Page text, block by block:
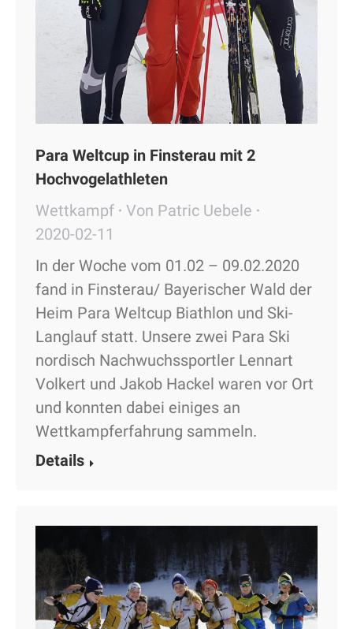
Para Weltcup in Finsterau mit 2
Hochvogelathleten
Wettkampf
Von Patric Uebele
2020-02-11
In der Woche vom 01.02 – 09.02.2020
fand in Finsterau/ Bayerischer Wald der
Heim Para Weltcup Biathlon und Ski-
Langlauf statt. Unsere zwei Para Ski
nordisch Nachwuchssportler Lennart
Volkert und Jakob Hackel waren vor Ort
und konnten dabei einiges an
Wettkampferfahrung sammeln.
Details